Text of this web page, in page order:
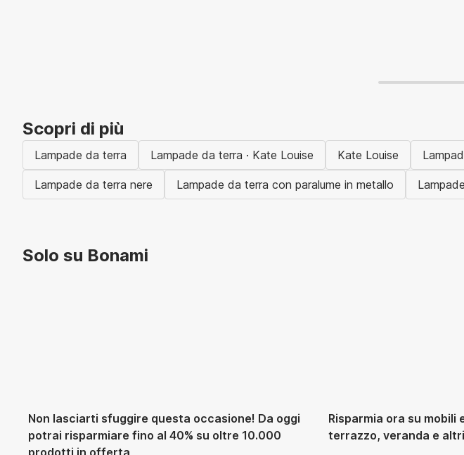
Scopri di più
Lampade da terra Lampade da terra · Kate Louise Kate Louise
Lampade da terra nere Lampade da terra con paralume in metallo
Solo su Bonami
Non lasciarti sfuggire questa occasione! Da oggi
potrai risparmiare fino al 40% su oltre 10.000
prodotti in offerta
Risparmia ora su
terrazzo, veranda e